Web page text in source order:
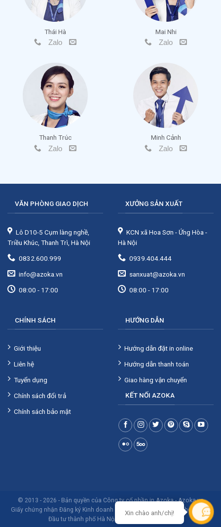
Thái Hà
Zalo
Mai Nhi
Zalo
Thanh Trúc
Zalo
Minh Cảnh
Zalo
VĂN PHÒNG GIAO DỊCH
Lô D10-5 Cụm làng nghề,
Triều Khúc, Thanh Trì, Hà Nội
0832.600.999
info@azoka.vn
08:00 - 17:00
XƯỞNG SẢN XUẤT
KCN xã Hoa Sơn - Ứng Hòa -
Hà Nội
0939.404.444
sanxuat@azoka.vn
08:00 - 17:00
CHÍNH SÁCH
Giới thiệu
Liên hệ
Tuyển dụng
Chính sách đổi trả
Chính sách bảo mật
HƯỚNG DẪN
Hướng dẫn đặt in online
Hướng dẫn thanh toán
Giao hàng vận chuyển
KẾT NỐI AZOKA
© 2013 - 2026 - Bản quyền của Công ty cổ phần in Azoka -Azoka.vn
Giấy chứng nhận Đăng ký Kinh doanh số 0106293853 do Sở Kế hoạch và
Đầu tư thành phố Hà Nội cấp ngày 28/8/2013
Xin chào anh/chị!